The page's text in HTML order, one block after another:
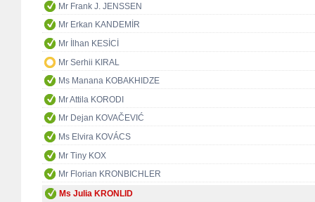
Mr Frank J. JENSSEN
Mr Erkan KANDEMİR
Mr İlhan KESİCİ
Mr Serhii KIRAL
Ms Manana KOBAKHIDZE
Mr Attila KORODI
Mr Dejan KOVAČEVIĆ
Ms Elvira KOVÁCS
Mr Tiny KOX
Mr Florian KRONBICHLER
Ms Julia KRONLID